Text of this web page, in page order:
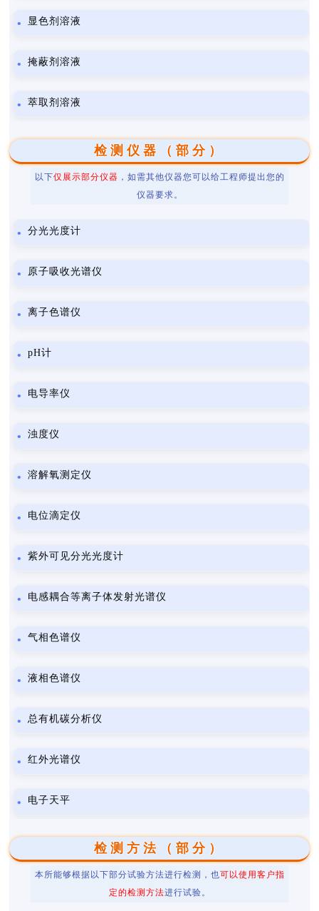
显色剂溶液
掩蔽剂溶液
萃取剂溶液
检测仪器（部分）
以下仅展示部分仪器 ，如需其他仪器您可以给工程师提出您的
仪器要求。
分光光度计
原子吸收光谱仪
离子色谱仪
pH计
电导率仪
浊度仪
溶解氧测定仪
电位滴定仪
紫外可见分光光度计
电感耦合等离子体发射光谱仪
气相色谱仪
液相色谱仪
总有机碳分析仪
红外光谱仪
电子天平
检测方法（部分）
本所能够根据以下部分试验方法进行检测，也可以使用客户指
定的检测方法进行试验。